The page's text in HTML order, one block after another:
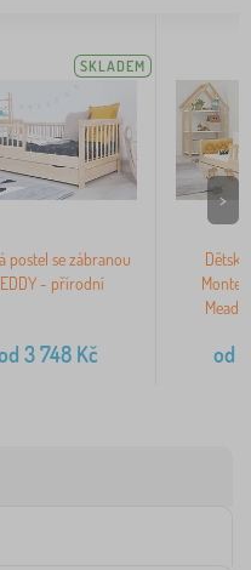
SKLADEM
postel se zábranou
- přírodní
3 748Kč od
>